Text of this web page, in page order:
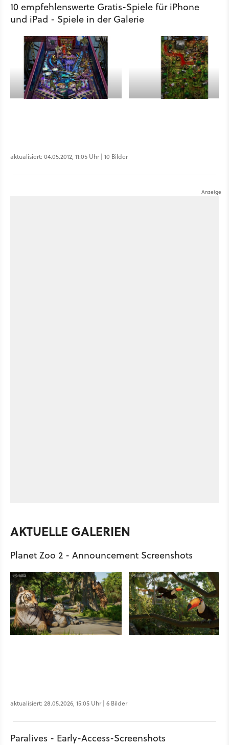
10 empfehlenswerte Gratis-Spiele für iPhone
und iPad - Spiele in der Galerie
aktualisiert: 04.05.2012, 11:05 Uhr | 10 Bilder
AKTUELLE GALERIEN
Planet Zoo 2 - Announcement Screenshots
aktualisiert: 28.05.2026, 15:05 Uhr | 6 Bilder
Paralives - Early-Access-Screenshots